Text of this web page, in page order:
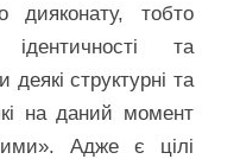
дияконату, тобто
ідентичності та
деякі структурні та
на даний момент
Адже є цілі